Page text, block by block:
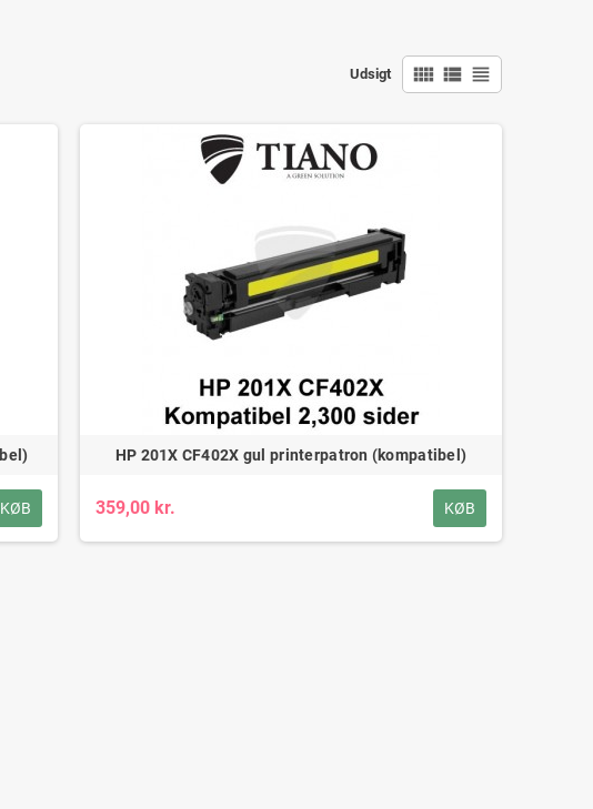
Udsigt view_comfy view_list view_headline
KØB
HP 201X CF402X gul printerpatron (kompatibel)
359,00 kr. KØB